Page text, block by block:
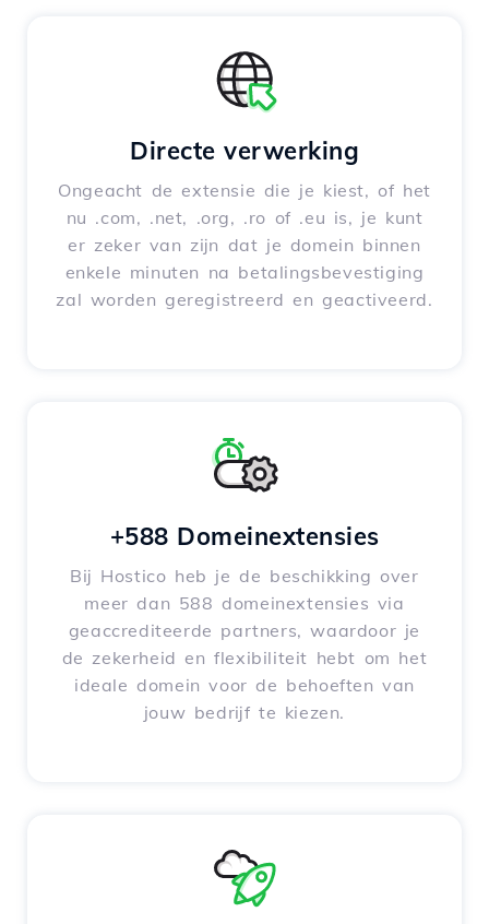
Directe verwerking
Ongeacht de extensie die je kiest, of het
nu .com, .net, .org, .ro of .eu is, je kunt
er zeker van zijn dat je domein binnen
enkele minuten na betalingsbevestiging
zal worden geregistreerd en geactiveerd.
+588 Domeinextensies
Bij Hostico heb je de beschikking over
meer dan 588 domeinextensies via
geaccrediteerde partners, waardoor je
de zekerheid en flexibiliteit hebt om het
ideale domein voor de behoeften van
jouw bedrijf te kiezen.